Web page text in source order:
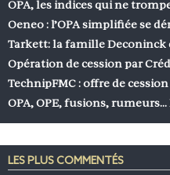
OPA, les indices qui ne
Oeneo : l’OPA simplifiée se
Tarkett: la famille Deconinck
Opération de cession par
TechnipFMC : offre de
OPA, OPE, fusions,
LES PLUS COMMENTÉS